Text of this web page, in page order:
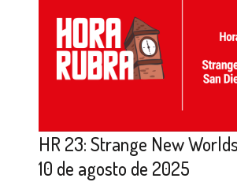
HR 23: Strange New
10 de agosto de 2025